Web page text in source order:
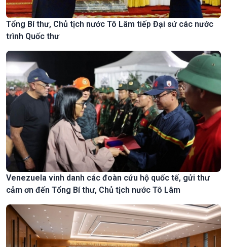
Tổng Bí thư, Chủ tịch nước Tô Lâm tiếp Đại sứ các nước
trình Quốc thư
Venezuela vinh danh các đoàn cứu hộ quốc tế, gửi thư
cảm ơn đến Tổng Bí thư, Chủ tịch nước Tô Lâm